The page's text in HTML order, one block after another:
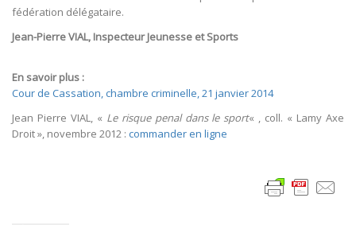
fédération délégataire.
Jean-Pierre VIAL, Inspecteur Jeunesse et Sports
En savoir plus :
Cour de Cassation, chambre criminelle, 21 janvier 2014
Jean Pierre VIAL, « Le risque penal dans le sport« , coll. « Lamy Axe
Droit », novembre 2012 : commander en ligne